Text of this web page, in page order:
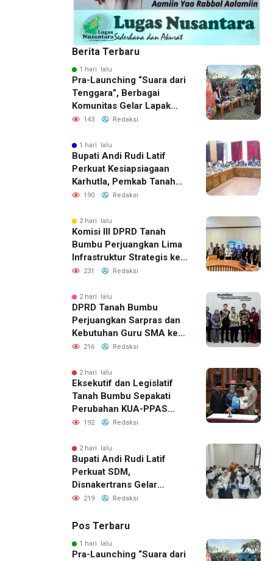
Berita Terbaru
1 hari lalu
Pra-Launching “Suara dari
Tenggara”, Berbagai
Komunitas Gelar Lapak
Baca di Bandara Bersujud
143 Redaksi
1 hari lalu
Bupati Andi Rudi Latif
Perkuat Kesiapsiagaan
Karhutla, Pemkab Tanah
Bumbu Aktifkan Posko
190 Redaksi
2 hari lalu
Komisi III DPRD Tanah
Bumbu Perjuangkan Lima
Infrastruktur Strategis ke
BPJN XI Banjarmasin
231 Redaksi
2 hari lalu
DPRD Tanah Bumbu
Perjuangkan Sarpras dan
Kebutuhan Guru SMA ke
Pemprov Kalsel
216 Redaksi
2 hari lalu
Eksekutif dan Legislatif
Tanah Bumbu Sepakati
Perubahan KUA-PPAS
2026, Perkuat Sinergi
192 Redaksi
2 hari lalu
Bupati Andi Rudi Latif
Perkuat SDM,
Disnakertrans Gelar
Pelatihan Desain Grafis
219 Redaksi
Pos Terbaru
1 hari lalu
Pra-Launching “Suara dari